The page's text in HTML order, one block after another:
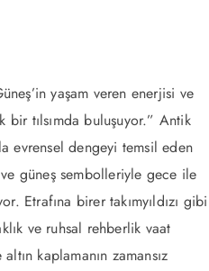
yaşam veren enerjisi ve
bir tılsımda buluşuyor.” Antik
evrensel dengeyi temsil eden
güneş sembolleriyle gece ile
Etrafına birer takımyıldızı gibi
ve ruhsal rehberlik vaat
kaplamanın zamansız